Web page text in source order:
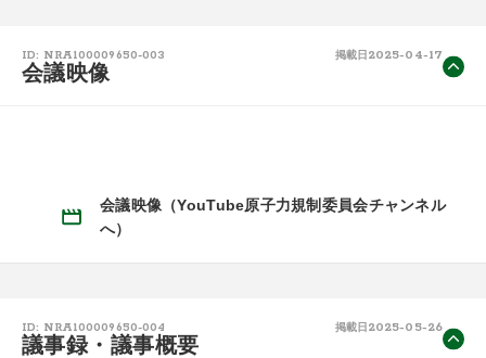
ID: NRA100009650-003 掲載日 2025-04-17
会議映像
会議映像（YouTube原子力規制委員会チャンネル
へ）
ID: NRA100009650-004 掲載日 2025-05-26
議事録・議事概要